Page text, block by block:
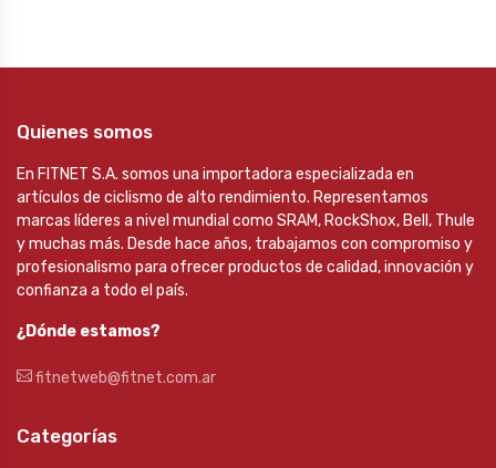
Quienes somos
En FITNET S.A. somos una importadora especializada en
artículos de ciclismo de alto rendimiento. Representamos
marcas líderes a nivel mundial como SRAM, RockShox, Bell, Thule
y muchas más. Desde hace años, trabajamos con compromiso y
profesionalismo para ofrecer productos de calidad, innovación y
confianza a todo el país.
¿Dónde estamos?
fitnetweb@fitnet.com.ar
Categorías